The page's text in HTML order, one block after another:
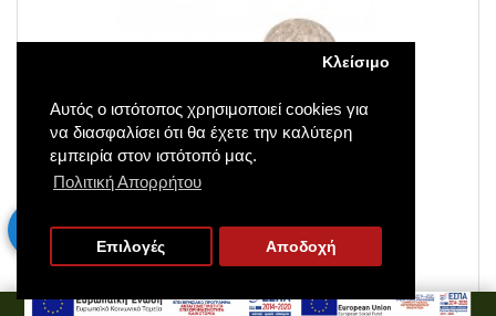
Αυτός ο ιστότοπος χρησιμοποιεί cookies για
να διασφαλίσει ότι θα έχετε την καλύτερη
εμπειρία στον ιστότοπό μας.
Πολιτική Απορρήτου
Κλείσιμο
Επιλογές Αποδοχή